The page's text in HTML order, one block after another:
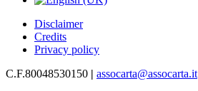
Disclaimer
Credits
Privacy policy
C.F.80048530150 | assocarta@assocarta.it